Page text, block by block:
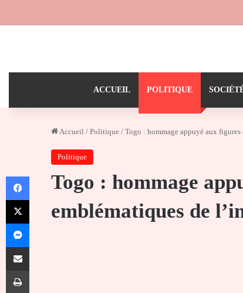
ACCUEIL POLITIQUE
Accueil / Politique / Togo : hommage appuyé aux
Politique
Togo : hommage
emblématiques de
Facebook
X
Messenger
Partager par email